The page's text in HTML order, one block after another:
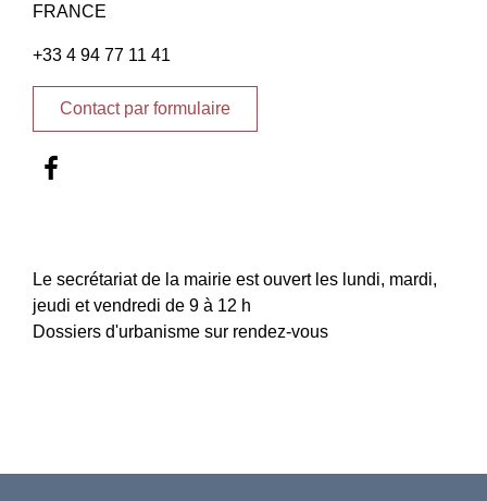
FRANCE
+33 4 94 77 11 41
Contact par formulaire
Le secrétariat de la mairie est ouvert les lundi, mardi,
jeudi et vendredi de 9 à 12 h
Dossiers d'urbanisme sur rendez-vous